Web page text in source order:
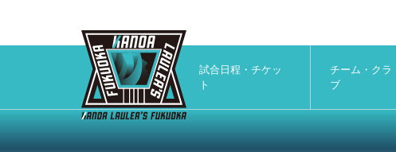
試合日程・チケッ
ト
チーム・クラ
ブ